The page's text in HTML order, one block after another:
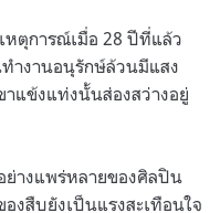
ตุการณ์เมื่อ 28 ปีที่แล้ว
ำงานอนุรักษ์ล้วนมีแสง
แข้งแท่งนั้นส่องสว่างอยู่
ย่างแพร่หลายของศิลปิน
งสืบยังเป็นแรงสะเทือนใจ